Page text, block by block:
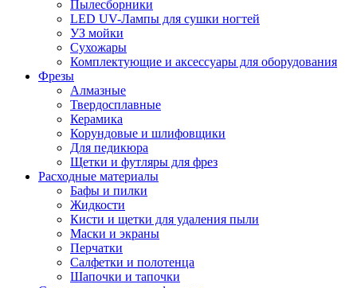
Пылесборники
LED UV-Лампы для сушки ногтей
УЗ мойки
Сухожары
Комплектующие и аксессуары для оборудования
Фрезы
Алмазные
Твердосплавные
Керамика
Корундовые и шлифовщики
Для педикюра
Щетки и футляры для фрез
Расходные материалы
Бафы и пилки
Жидкости
Кисти и щетки для удаления пыли
Маски и экраны
Перчатки
Салфетки и полотенца
Шапочки и тапочки